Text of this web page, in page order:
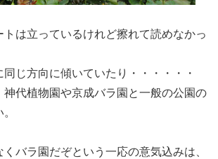
トは立っているけれど擦れて読めなかっ
じ方向に傾いていたり・・・・・・
神代植物園や京成バラ園と一般の公園の
バラ園だぞという一応の意気込みは、